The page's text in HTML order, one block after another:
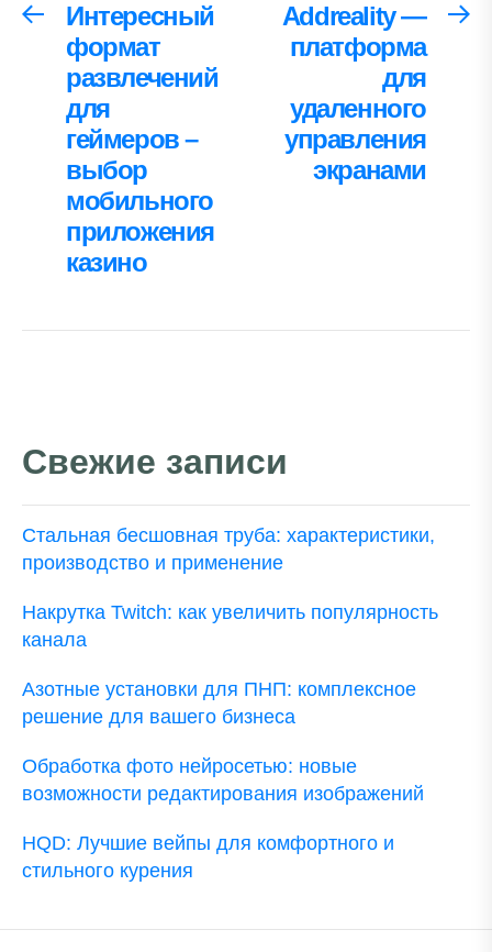
Навигация
записям
Предыдущая
запись:
Интересный
формат
развлечений
для
геймеров –
выбор
мобильного
приложения
казино
Addreality —
платформа
для
удаленного
управления
экранами
Свежие записи
Стальная бесшовная труба: характеристики,
производство и применение
Накрутка Twitch: как увеличить популярность
канала
Азотные установки для ПНП: комплексное
решение для вашего бизнеса
Обработка фото нейросетью: новые
возможности редактирования изображений
HQD: Лучшие вейпы для комфортного и
стильного курения